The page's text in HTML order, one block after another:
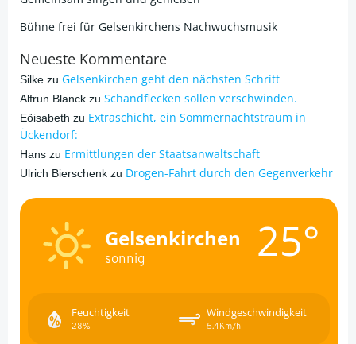
Bühne frei für Gelsenkirchens Nachwuchsmusik
Neueste Kommentare
Silke zu Gelsenkirchen geht den nächsten Schritt
Alfrun Blanck zu Schandflecken sollen verschwinden.
Eöisabeth zu Extraschicht, ein Sommernachtstraum in
Ückendorf:
Hans zu Ermittlungen der Staatsanwaltschaft
Ulrich Bierschenk zu Drogen-Fahrt durch den Gegenverkehr
Gelsenkirchen
sonnig 25°
Feuchtigkeit
28%
Windgeschwindigkeit
5.4Km/h